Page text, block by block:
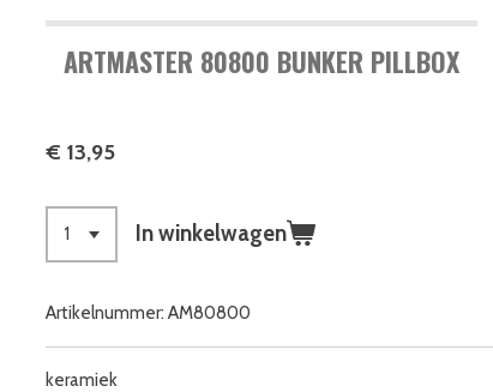
ARTMASTER 80800 BUNKER PILLBOX
€ 13,95
In winkelwagen
Artikelnummer: AM80800
keramiek